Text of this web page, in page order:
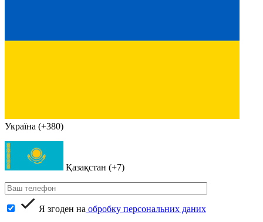
Україна (+380)
Қазақстан (+7)
Я згоден на обробку персональних даних